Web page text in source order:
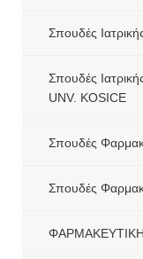
Σπουδές
Σπουδές
UNV. KOSICE
Σπουδές
Σπουδές
ΦΑΡΜΑΚΕΥΤΙΚΗ